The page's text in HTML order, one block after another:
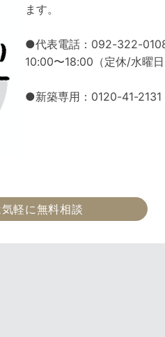
ます。
●代表電話：092-322-
10:00〜18:00（定休/水曜日
●新築専用：0120-41-
気軽に無料相談